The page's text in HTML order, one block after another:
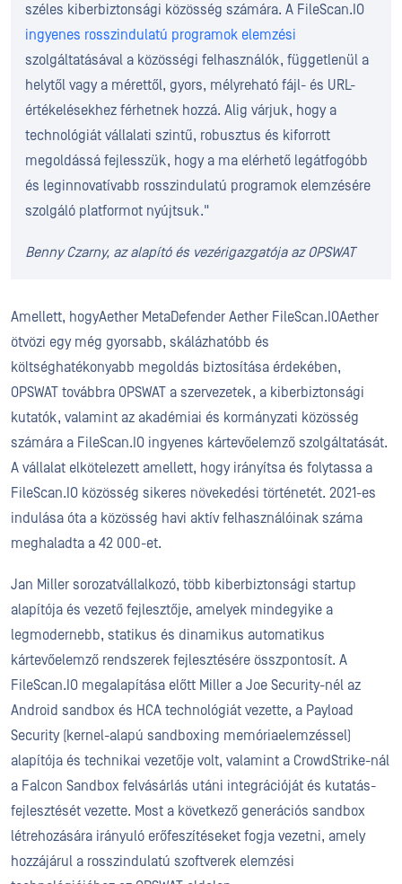
széles kiberbiztonsági közösség számára. A FileScan.IO
ingyenes rosszindulatú programok elemzési
szolgáltatásával a közösségi felhasználók, függetlenül a
helytől vagy a mérettől, gyors, mélyreható fájl- és URL-
értékelésekhez férhetnek hozzá. Alig várjuk, hogy a
technológiát vállalati szintű, robusztus és kiforrott
megoldássá fejlesszük, hogy a ma elérhető legátfogóbb
és leginnovatívabb rosszindulatú programok elemzésére
szolgáló platformot nyújtsuk."
Benny Czarny, az alapító és vezérigazgatója az OPSWAT
Amellett, hogyAether MetaDefender Aether FileScan.IOAether
ötvözi egy még gyorsabb, skálázhatóbb és
költséghatékonyabb megoldás biztosítása érdekében,
OPSWAT továbbra OPSWAT a szervezetek, a kiberbiztonsági
kutatók, valamint az akadémiai és kormányzati közösség
számára a FileScan.IO ingyenes kártevőelemző szolgáltatását.
A vállalat elkötelezett amellett, hogy irányítsa és folytassa a
FileScan.IO közösség sikeres növekedési történetét. 2021-es
indulása óta a közösség havi aktív felhasználóinak száma
meghaladta a 42 000-et.
Jan Miller sorozatvállalkozó, több kiberbiztonsági startup
alapítója és vezető fejlesztője, amelyek mindegyike a
legmodernebb, statikus és dinamikus automatikus
kártevőelemző rendszerek fejlesztésére összpontosít. A
FileScan.IO megalapítása előtt Miller a Joe Security-nél az
Android sandbox és HCA technológiát vezette, a Payload
Security (kernel-alapú sandboxing memóriaelemzéssel)
alapítója és technikai vezetője volt, valamint a CrowdStrike-nál
a Falcon Sandbox felvásárlás utáni integrációját és kutatás-
fejlesztését vezette. Most a következő generációs sandbox
létrehozására irányuló erőfeszítéseket fogja vezetni, amely
hozzájárul a rosszindulatú szoftverek elemzési